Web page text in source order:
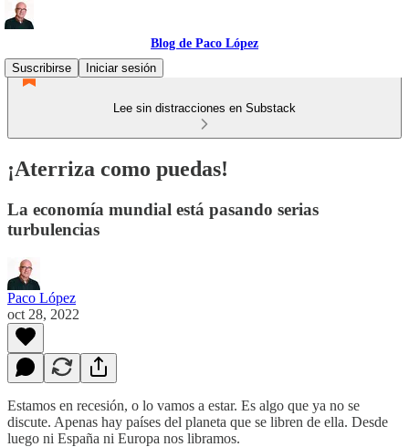
Blog de Paco López
Suscribirse
Iniciar sesión
Lee sin distracciones en Substack
¡Aterriza como puedas!
La economía mundial está pasando serias
turbulencias
Paco López
oct 28, 2022
Estamos en recesión, o lo vamos a estar. Es algo que ya no se
discute. Apenas hay países del planeta que se libren de ella. Desde
luego ni España ni Europa nos libramos.